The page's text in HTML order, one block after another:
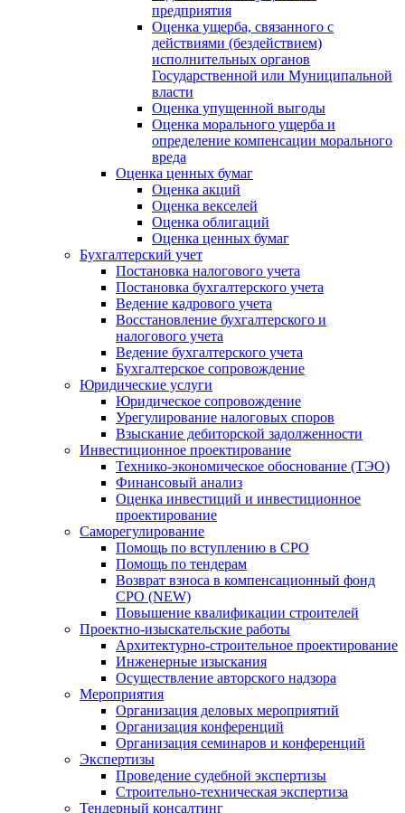
предприятия
Оценка ущерба, связанного с
действиями (бездействием)
исполнительных органов
Государственной или Муниципальной
власти
Оценка упущенной выгоды
Оценка морального ущерба и
определение компенсации морального
вреда
Оценка ценных бумаг
Оценка акций
Оценка векселей
Оценка облигаций
Оценка ценных бумаг
Бухгалтерский учет
Постановка налогового учета
Постановка бухгалтерского учета
Ведение кадрового учета
Восстановление бухгалтерского и
налогового учета
Ведение бухгалтерского учета
Бухгалтерское сопровождение
Юридические услуги
Юридическое сопровождение
Урегулирование налоговых споров
Взыскание дебиторской задолженности
Инвестиционное проектирование
Технико-экономическое обоснование (ТЭО)
Финансовый анализ
Оценка инвестиций и инвестиционное
проектирование
Саморегулирование
Помощь по вступлению в СРО
Помощь по тендерам
Возврат взноса в компенсационный фонд
СРО (NEW)
Повышение квалификации строителей
Проектно-изыскательские работы
Архитектурно-строительное проектирование
Инженерные изыскания
Осуществление авторского надзора
Мероприятия
Организация деловых мероприятий
Организация конференций
Организация семинаров и конференций
Экспертизы
Проведение судебной экспертизы
Строительно-техническая экспертиза
Тендерный консалтинг